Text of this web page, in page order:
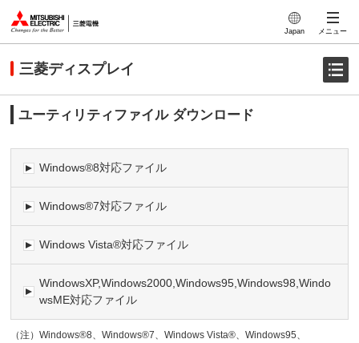
Japan メニュー
三菱ディスプレイ
ユーティリティファイル ダウンロード
Windows®8対応ファイル
Windows®7対応ファイル
Windows Vista®対応ファイル
WindowsXP,Windows2000,Windows95,Windows98,Windo
wsME対応ファイル
（注） Windows®8、Windows®7、Windows Vista®、Windows95、